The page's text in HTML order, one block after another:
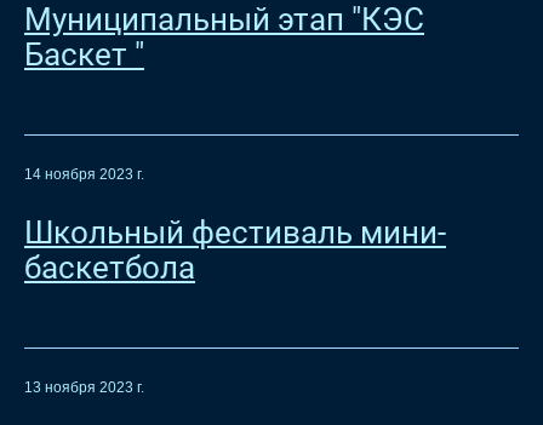
Муниципальный этап "КЭС
Баскет "
14 ноября 2023 г.
Школьный фестиваль мини-
баскетбола
13 ноября 2023 г.